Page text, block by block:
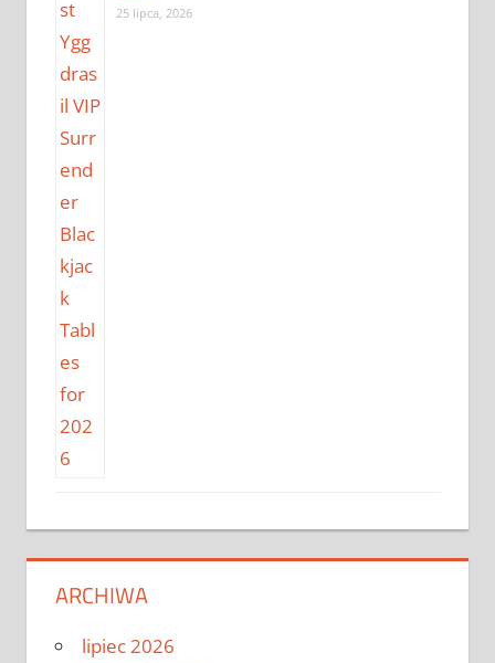
25 lipca, 2026
ARCHIWA
lipiec 2026